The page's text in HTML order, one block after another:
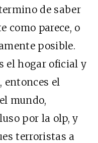
de saber
como parece, o
posible.
el hogar oficial y
entonces el
mundo,
por la olp, y
terroristas a